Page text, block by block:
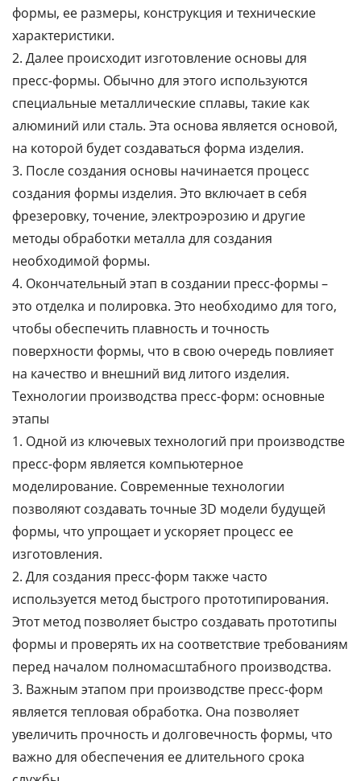
формы, ее размеры, конструкция и технические
характеристики.
2. Далее происходит изготовление основы для
пресс-формы. Обычно для этого используются
специальные металлические сплавы, такие как
алюминий или сталь. Эта основа является основой,
на которой будет создаваться форма изделия.
3. После создания основы начинается процесс
создания формы изделия. Это включает в себя
фрезеровку, точение, электроэрозию и другие
методы обработки металла для создания
необходимой формы.
4. Окончательный этап в создании пресс-формы –
это отделка и полировка. Это необходимо для того,
чтобы обеспечить плавность и точность
поверхности формы, что в свою очередь повлияет
на качество и внешний вид литого изделия.
Технологии производства пресс-форм: основные
этапы
1. Одной из ключевых технологий при производстве
пресс-форм является компьютерное
моделирование. Современные технологии
позволяют создавать точные 3D модели будущей
формы, что упрощает и ускоряет процесс ее
изготовления.
2. Для создания пресс-форм также часто
используется метод быстрого прототипирования.
Этот метод позволяет быстро создавать прототипы
формы и проверять их на соответствие требованиям
перед началом полномасштабного производства.
3. Важным этапом при производстве пресс-форм
является тепловая обработка. Она позволяет
увеличить прочность и долговечность формы, что
важно для обеспечения ее длительного срока